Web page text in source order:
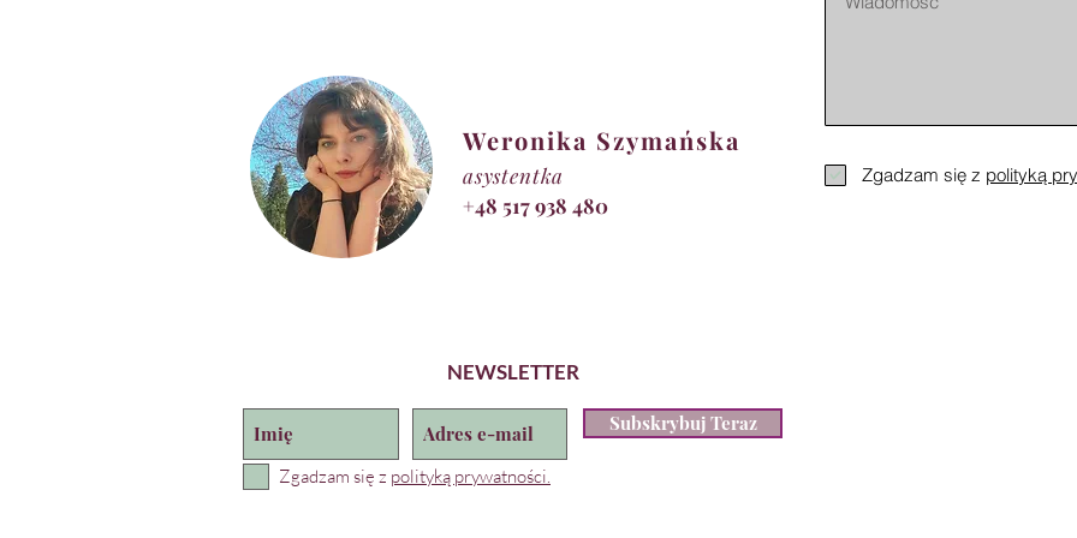
Zgadzam się z polityką
NEWSLETTER
Subskrybuj Teraz
Zgadzam się z polityką prywatności.
Weronika Szymańska
asystentka
+48 517 938 480